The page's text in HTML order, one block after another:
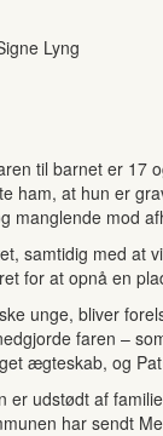
Lyng
til barnet er 17
ham, at hun er
manglende mod
samtidig med at
for at opnå en
unge, bliver
faren –
ægteskab, og
er udstødt af
har sendt